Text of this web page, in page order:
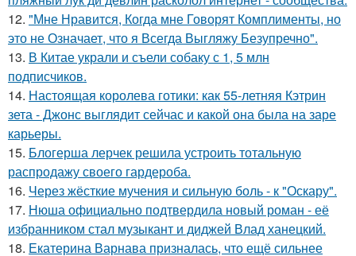
12. "Мне Нравится, Когда мне Говорят Комплименты, но
это не Означает, что я Всегда Выгляжу Безупречно".
13. В Китае украли и съели собаку с 1, 5 млн
подписчиков.
14. Настоящая королева готики: как 55-летняя Кэтрин
зета - Джонс выглядит сейчас и какой она была на заре
карьеры.
15. Блогерша лерчек решила устроить тотальную
распродажу своего гардероба.
16. Через жёсткие мучения и сильную боль - к "Оскару".
17. Нюша официально подтвердила новый роман - её
избранником стал музыкант и диджей Влад ханецкий.
18. Екатерина Варнава призналась, что ещё сильнее